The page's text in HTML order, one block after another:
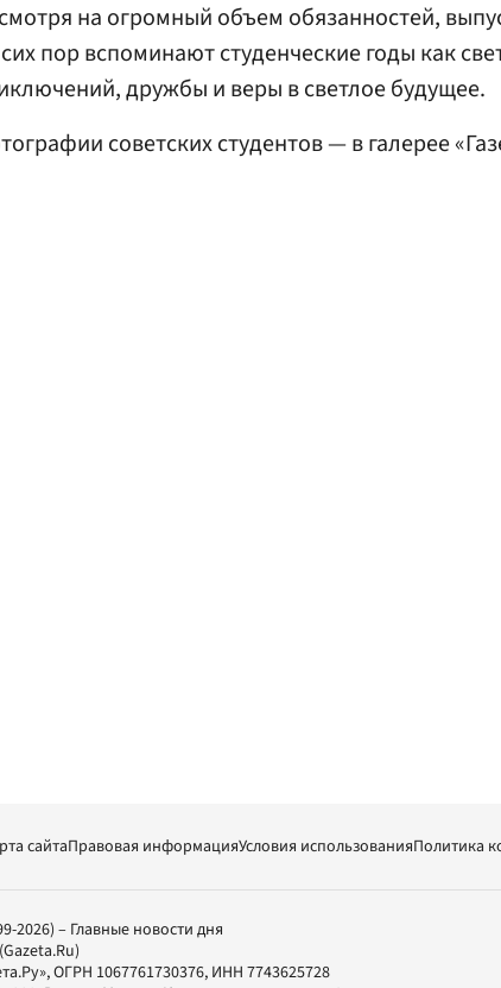
на огромный объем обязанностей,
пор вспоминают студенческие годы как
дружбы и веры в светлое будущее.
советских студентов — в галерее
сайтаПравовая информацияУсловия использованияПолитика
2026) – Главные новости дня
(Gazeta.Ru)
, ОГРН 1067761730376, ИНН 7743625728